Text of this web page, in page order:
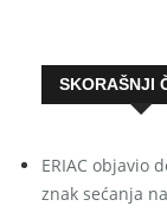
SKORAŠNJI
ERIAC objavio
znak sećanja